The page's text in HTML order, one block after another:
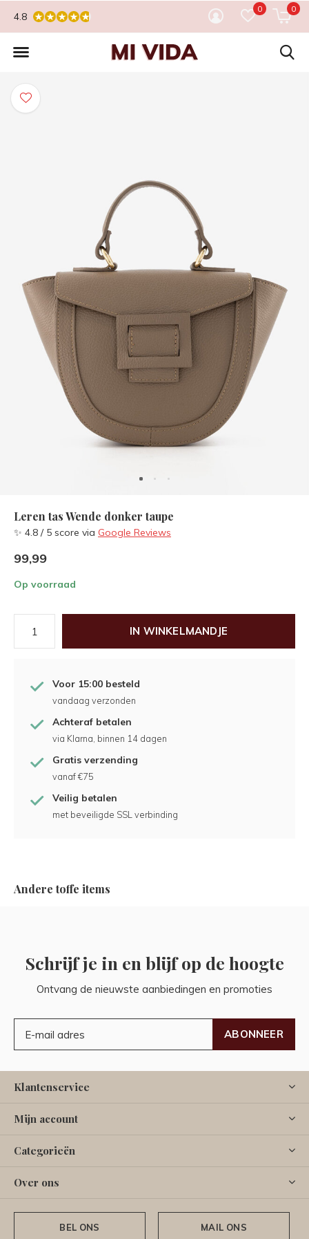
0 0
4.8
Leren tas Wende donker taupe
✨ 4.8 / 5 score via Google Reviews
99,99
Op voorraad
IN WINKELMANDJE
Voor 15:00 besteld
vandaag verzonden
Achteraf betalen
via Klarna, binnen 14 dagen
Gratis verzending
vanaf €75
Veilig betalen
met beveiligde SSL verbinding
Andere toffe items
Schrijf je in en blijf op de hoogte
Ontvang de nieuwste aanbiedingen en promoties
ABONNEER
Klantenservice
Mijn account
Categorieën
Over ons
BEL ONS MAIL ONS